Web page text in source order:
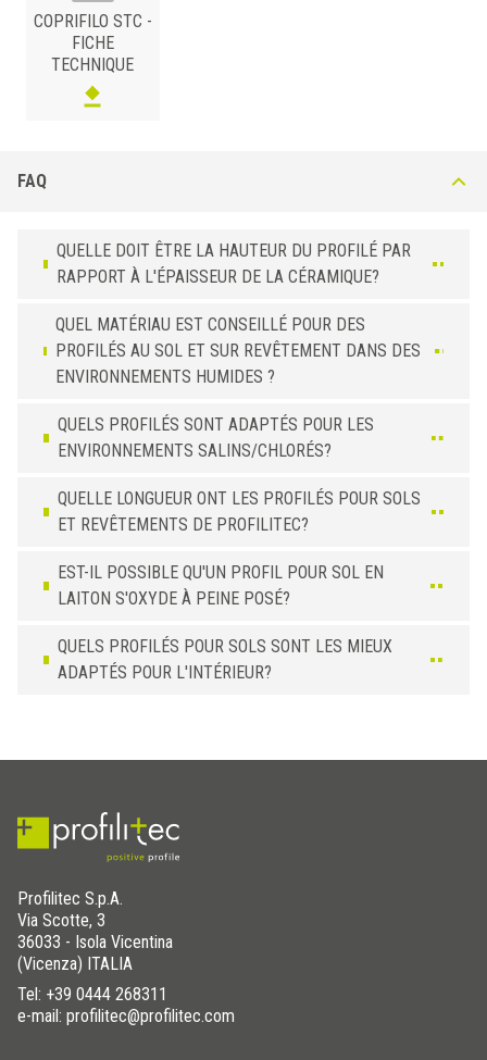
B (mm)
non Adhesivé
COPRIFILO STC -
FICHE
TECHNIQUE
FAQ
QUELLE DOIT ÊTRE LA HAUTEUR DU PROFILÉ PAR
RAPPORT À L'ÉPAISSEUR DE LA CÉRAMIQUE?
QUEL MATÉRIAU EST CONSEILLÉ POUR DES
PROFILÉS AU SOL ET SUR REVÊTEMENT DANS DES
ENVIRONNEMENTS HUMIDES ?
QUELS PROFILÉS SONT ADAPTÉS POUR LES
ENVIRONNEMENTS SALINS/CHLORÉS?
QUELLE LONGUEUR ONT LES PROFILÉS POUR SOLS
ET REVÊTEMENTS DE PROFILITEC?
EST-IL POSSIBLE QU'UN PROFIL POUR SOL EN
LAITON S'OXYDE À PEINE POSÉ?
QUELS PROFILÉS POUR SOLS SONT LES MIEUX
ADAPTÉS POUR L'INTÉRIEUR?
Profilitec S.p.A.
Via Scotte, 3
36033 - Isola Vicentina
(Vicenza) ITALIA
Tel: +39 0444 268311
e-mail: profilitec@profilitec.com